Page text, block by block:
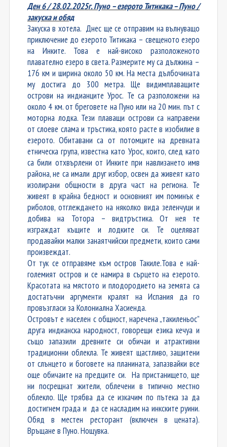
Ден6/28.02.2025г. Пуно – езерото Титикака – Пуно/
закуска и обяд
Закуска в хотела. Днес ще се отправим на вълнуващо
приключение до езерото Титикака – свещеното езеро
на Инките. Това е най-високо разположеното
плавателно езеро в света. Размерите му са дължина –
176 км и ширина около 50 км. На места дълбочината
му достига до 300 метра. Ще видимплаващите
острови на индианците Урос. Те са разположени на
около 4 км. от бреговете на Пуно или на 20 мин. път с
моторна лодка. Тези плаващи острови са направени
от слоеве слама и тръстика, която расте в изобилие в
езерото. Обитавани са от потомците на древната
етническа група, известна като Урос, които, след като
са били отхвърлени от Инките при навлизането имв
района, не са имали друг избор, освен да живеят като
изолирани общности в друга част на региона. Те
живеят в крайна бедност и основният им поминък е
риболов, отглеждането на няколко вида зеленчуци и
добива на Тотора – видтръстика. От нея те
изграждат къщите и лодките си. Те оцеляват
продавайки малки занаятчийски предмети, които сами
произвеждат.
От тук се отправяме към остров Такиле.Това е най-
големият остров и се намира в сърцето на езерото.
Красотата на мястото и плодородието на земята са
достатъчни аргументи кралят на Испания да го
провъзгласи за Колониална Хасиенда.
Островът е населен с общност, наречена „такиленьос”
друга индианска народност, говорещи езика кечуа и
също запазили древните си обичаи и атрактивни
традиционни облекла. Те живеят щастливо, защитени
от слънцето и боговете на планината, запазвайки все
още обичаите на предците си. На пристанището, ще
ни посрещнат жители, облечени в типично местно
облекло. Ще трябва да се изкачим по пътека за да
достигнем града и да се насладим на инкските руини.
Обяд в местен ресторант (включен в цената).
Връщане в Пуно. Нощувка.